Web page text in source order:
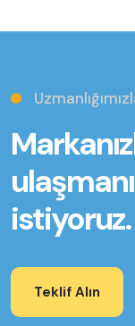
istiyoruz.
Teklif Alın